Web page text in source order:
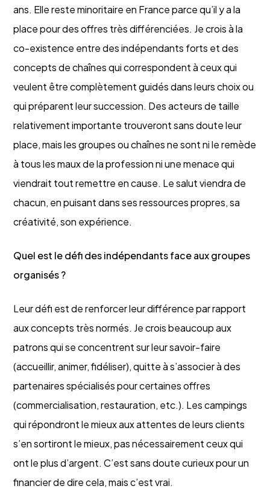
ans. Elle reste minoritaire en France parce qu’il y a la
place pour des offres très différenciées. Je crois à la
co-existence entre des indépendants forts et des
concepts de chaînes qui correspondent à ceux qui
veulent être complètement guidés dans leurs choix ou
qui préparent leur succession. Des acteurs de taille
relativement importante trouveront sans doute leur
place, mais les groupes ou chaînes ne sont ni le remède
à tous les maux de la profession ni une menace qui
viendrait tout remettre en cause. Le salut viendra de
chacun, en puisant dans ses ressources propres, sa
créativité, son expérience.
Quel est le défi des indépendants face aux groupes
organisés ?
Leur défi est de renforcer leur différence par rapport
aux concepts très normés. Je crois beaucoup aux
patrons qui se concentrent sur leur savoir-faire
(accueillir, animer, fidéliser), quitte à s’associer à des
partenaires spécialisés pour certaines offres
(commercialisation, restauration, etc.). Les campings
qui répondront le mieux aux attentes de leurs clients
s’en sortiront le mieux, pas nécessairement ceux qui
ont le plus d’argent. C’est sans doute curieux pour un
financier de dire cela, mais c’est vrai.